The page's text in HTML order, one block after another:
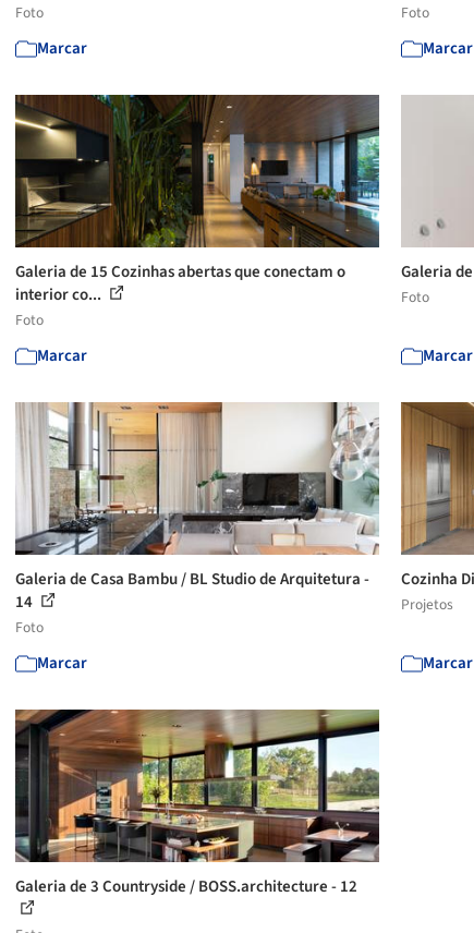
Foto
Marcar
Foto
Marcar
Galeria de 15 Cozinhas abertas que conectam o
interior co...
Foto
Marcar
Galeria
Foto
Marcar
Galeria de Casa Bambu / BL Studio de Arquitetura -
14
Foto
Marcar
Cozinha
Projetos
Marcar
Galeria de 3 Countryside / BOSS.architecture - 12